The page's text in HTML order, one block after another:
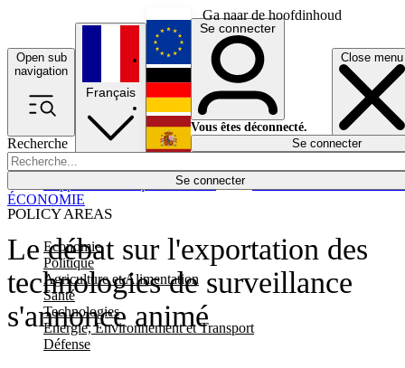
Ga naar de hoofdinhoud
Open sub
navigation
Close menu
Recherche
Se connecter
POLICY AREAS
Economie
Politique
Agriculture et Alimentation
Santé
Technologies
Energie, Environnement et Transport
Défense
Économie
Français
English
Deutsch
Español
Se connecter
Vous êtes déconnecté.
Se connecter
Le débat sur l'exportation des
technologies de surveillance
s'annonce animé
ÉCONOMIE